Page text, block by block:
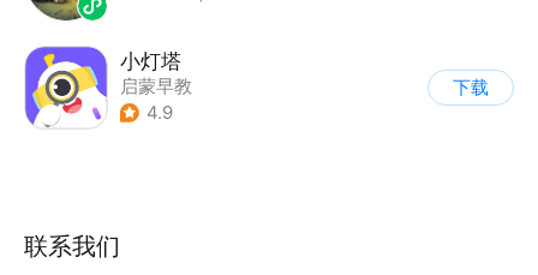
小灯塔
启蒙早教
4.9
下载
联系我们